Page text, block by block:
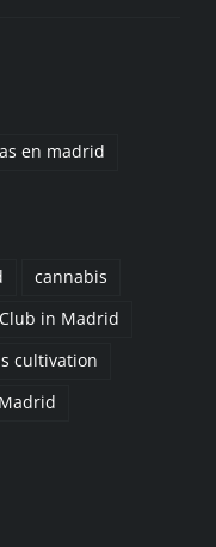
en madrid
cannabis
in Madrid
cultivation